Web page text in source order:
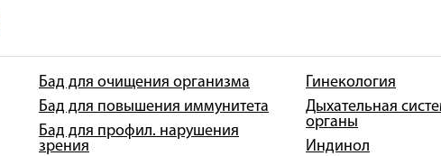
Бад для очищения организма
Бад для повышения иммунитета
Бад для профил. нарушения
зрения
Гинекология
Дыхательная
органы
Индинол